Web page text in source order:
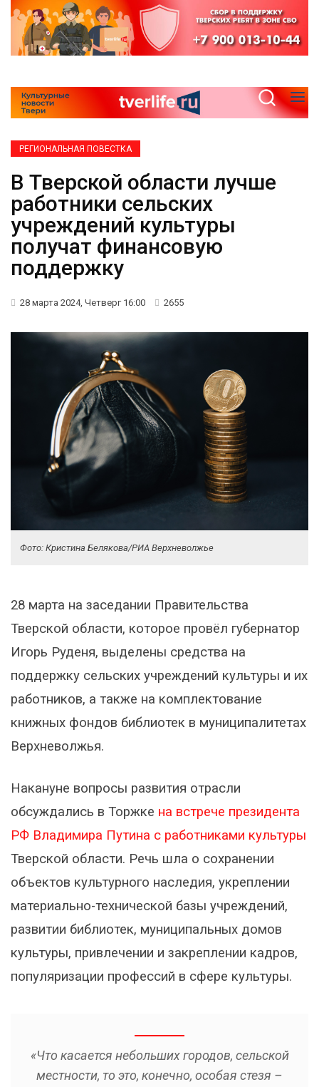
РЕГИОНАЛЬНАЯ ПОВЕСТКА
В Тверской области лучше
работники сельских
учреждений культуры
получат финансовую
поддержку
28 марта 2024, Четверг 16:00 2655
Фото: Кристина Белякова/РИА Верхневолжье
28 марта на заседании Правительства
Тверской области, которое провёл губернатор
Игорь Руденя, выделены средства на
поддержку сельских учреждений культуры и их
работников, а также на комплектование
книжных фондов библиотек в муниципалитетах
Верхневолжья.
Накануне вопросы развития отрасли
обсуждались в Торжке на встрече президента
РФ Владимира Путина с работниками культуры
Тверской области. Речь шла о сохранении
объектов культурного наследия, укреплении
материально-технической базы учреждений,
развитии библиотек, муниципальных домов
культуры, привлечении и закреплении кадров,
популяризации профессий в сфере культуры.
«Что касается небольших городов, сельской
местности, то это, конечно, особая стезя –